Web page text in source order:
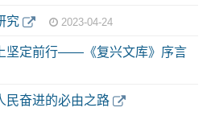
究 2023-04-24
坚定前行——《复兴文库》序言
民奋进的必由之路